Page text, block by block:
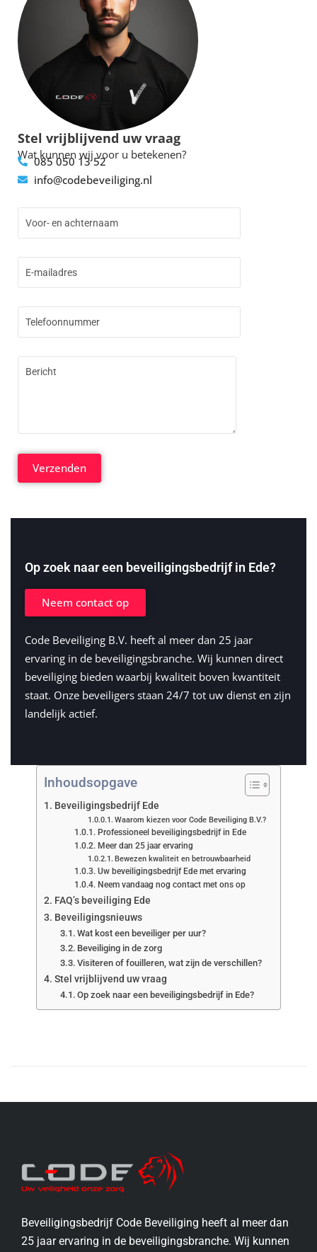
Stel vrijblijvend uw vraag
Wat kunnen wij voor u betekenen?
085 050 13 52
info@codebeveiliging.nl
Op zoek naar een beveiligingsbedrijf in Ede?
Neem contact op
Code Beveiliging B.V. heeft al meer dan 25 jaar
ervaring in de beveiligingsbranche. Wij kunnen direct
beveiliging bieden waarbij kwaliteit boven kwantiteit
staat. Onze beveiligers staan 24/7 tot uw dienst en zijn
landelijk actief.
Inhoudsopgave
Beveiligingsbedrijf Ede
Waarom kiezen voor Code Beveiliging B.V.?
Professioneel beveiligingsbedrijf in Ede
Meer dan 25 jaar ervaring
Bewezen kwaliteit en betrouwbaarheid
Uw beveiligingsbedrijf Ede met ervaring
Neem vandaag nog contact met ons op
FAQ’s beveiliging Ede
Beveiligingsnieuws
Wat kost een beveiliger per uur?
Beveiliging in de zorg
Visiteren of fouilleren, wat zijn de verschillen?
Stel vrijblijvend uw vraag
Op zoek naar een beveiligingsbedrijf in Ede?
Beveiligingsbedrijf Code Beveiliging heeft al meer dan
25 jaar ervaring in de beveiligingsbranche. Wij kunnen